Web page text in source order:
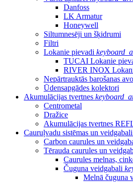
Danfoss
LK Armatur
Honeywell
Siltumnesēji un šķidrumi
Filtri
Lokanie pievadi
TUCAI Lokanie
RIVER INOX
Nepārtrauktās barošanas
Ūdensapgādes kolektori
Akumulācijas tvertnes
Centrometal
Dražice
Akumulācijas tvertnes
Cauruļvadu sistēmas un veidgabali
Carbon caurules un
Tērauda caurules un
Caurules melnas,
Čuguna veidgabali
Melnā čuguna